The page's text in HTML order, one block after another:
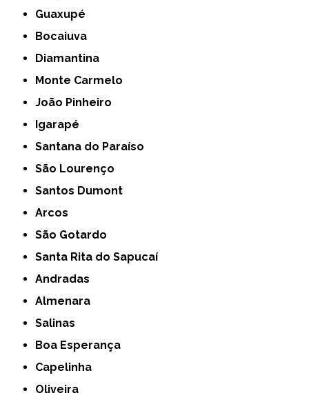
Guaxupé
Bocaiuva
Diamantina
Monte Carmelo
João Pinheiro
Igarapé
Santana do Paraíso
São Lourenço
Santos Dumont
Arcos
São Gotardo
Santa Rita do Sapucaí
Andradas
Almenara
Salinas
Boa Esperança
Capelinha
Oliveira